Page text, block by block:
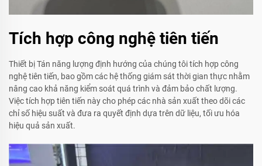
Tích hợp công nghệ tiên tiến
Thiết bị Tán năng lượng định hướng của chúng tôi tích hợp công
nghệ tiên tiến, bao gồm các hệ thống giám sát thời gian thực nhằm
nâng cao khả năng kiểm soát quá trình và đảm bảo chất lượng.
Việc tích hợp tiên tiến này cho phép các nhà sản xuất theo dõi các
chỉ số hiệu suất và đưa ra quyết định dựa trên dữ liệu, tối ưu hóa
hiệu quả sản xuất.